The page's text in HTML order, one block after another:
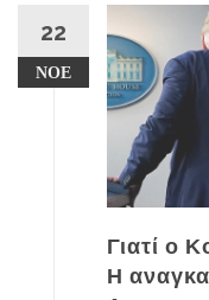
22
ΝΟΈ
Γιατί ο
Η